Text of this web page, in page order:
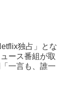
独占」とな
ース番組が取
一言も、誰一